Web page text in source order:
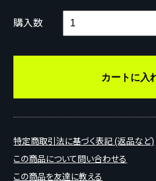
購入数
特定商取引法に基づく表記 (返品など)
この商品について問い合わせる
この商品を友達に教える